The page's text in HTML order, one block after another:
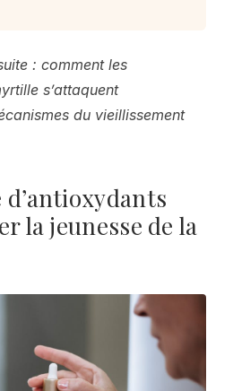
: comment les
s’attaquent
du vieillissement
la jeunesse de la